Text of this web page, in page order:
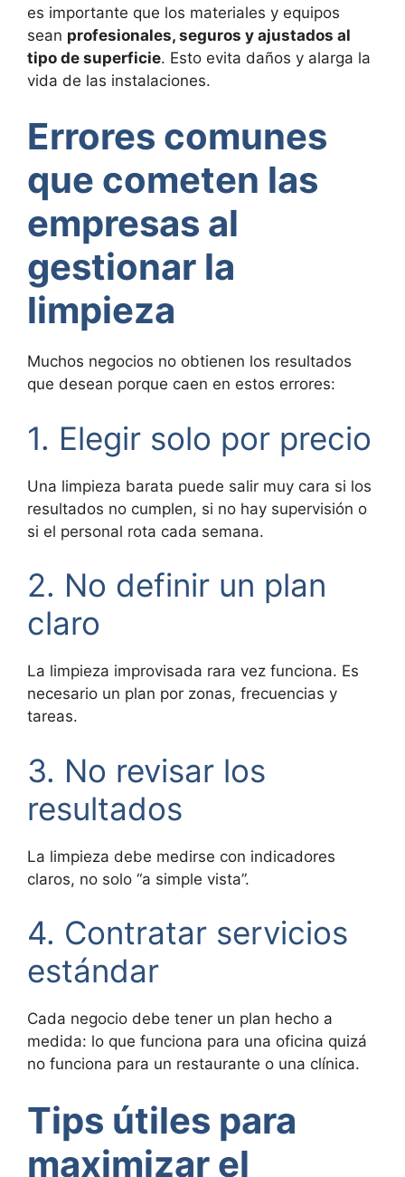
es importante que los materiales y equipos
sean profesionales, seguros y ajustados al
tipo de superficie. Esto evita daños y alarga la
vida de las instalaciones.
Errores comunes
que cometen las
empresas al
gestionar la
limpieza
Muchos negocios no obtienen los resultados
que desean porque caen en estos errores:
1. Elegir solo por precio
Una limpieza barata puede salir muy cara si los
resultados no cumplen, si no hay supervisión o
si el personal rota cada semana.
2. No definir un plan
claro
La limpieza improvisada rara vez funciona. Es
necesario un plan por zonas, frecuencias y
tareas.
3. No revisar los
resultados
La limpieza debe medirse con indicadores
claros, no solo “a simple vista”.
4. Contratar servicios
estándar
Cada negocio debe tener un plan hecho a
medida: lo que funciona para una oficina quizá
no funciona para un restaurante o una clínica.
Tips útiles para
maximizar el